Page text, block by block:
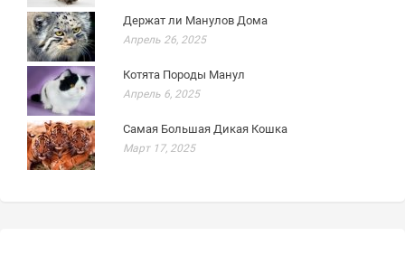
Держат ли Манулов Дома
Апрель 26, 2025
Котята Породы Манул
Апрель 6, 2025
Самая Большая Дикая Кошка
Март 17, 2025